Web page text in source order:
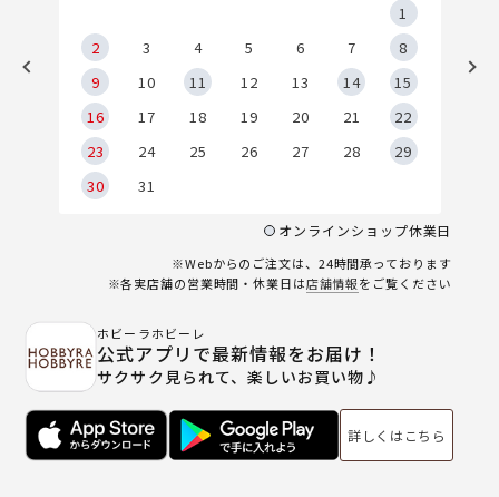
1
2
3 4 5 6 7
8
9
10 11 12 13 14
15
16
17 18 19 20 21
22
23
24 25 26 27 28
29
30
31
オンラインショップ休業日
※Webからのご注文は、24時間承っております
※各実店舗の営業時間・休業日は店舗情報をご覧ください
ホビーラホビーレ
公式アプリで最新情報をお届け！
サクサク見られて、楽しいお買い物♪
詳しくはこちら